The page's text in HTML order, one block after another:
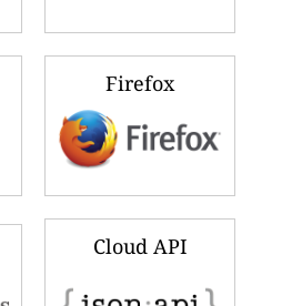
Firefox
Cloud API